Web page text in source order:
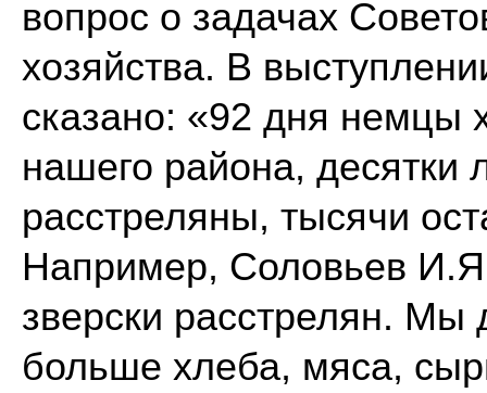
вопрос о задачах
хозяйства. В
сказано: «92 дня немцы
нашего района,
расстреляны, тысячи
Например, Соловьев
зверски расстрелян.
больше хлеба, мяса,